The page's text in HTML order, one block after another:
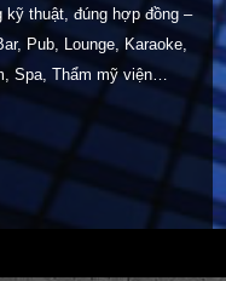
kỹ thuật, đúng hợp đồng –
Pub, Lounge, Karaoke,
Spa, Thẩm mỹ viện…